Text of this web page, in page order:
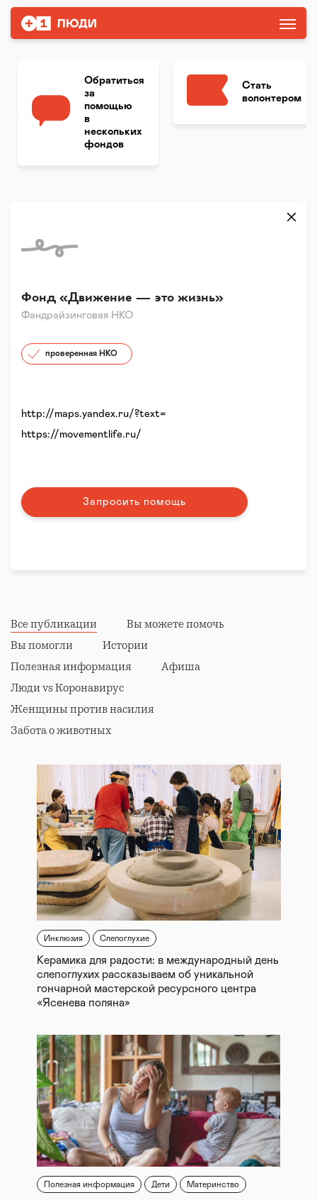
Обратиться
за
помощью
в
нескольких
фондов
Стать
волонтером
Фандрайзинговая НКО
Фонд «Движение — это жизнь»
проверенная НКО
http://maps.yandex.ru/?text=
https://movementlife.ru/
Запросить помощь
Все публикации
Вы можете помочь
Вы помогли
Истории
Полезная информация
Афиша
Люди vs Коронавирус
Женщины против насилия
Забота о животных
Инклюзия Слепоглухие
Керамика для радости: в международный день
слепоглухих рассказываем об уникальной
гончарной мастерской ресурсного центра
«Ясенева поляна»
Полезная информация Дети Материнство